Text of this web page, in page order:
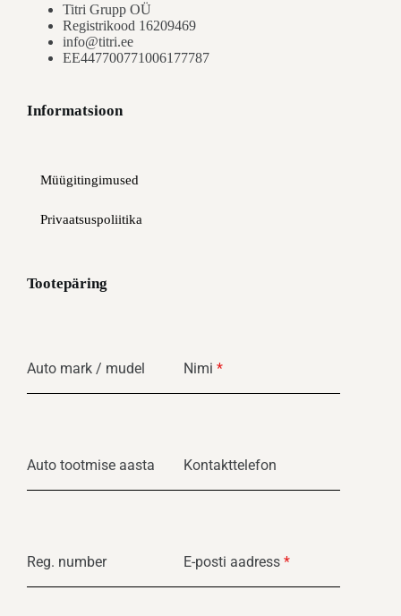
Titri Grupp OÜ
Registrikood 16209469
info@titri.ee
EE447700771006177787
Informatsioon
Müügitingimused
Privaatsuspoliitika
Tootepäring
Auto mark / mudel Nimi *
Auto tootmise aasta Kontakttelefon
Reg. number E-posti aadress *